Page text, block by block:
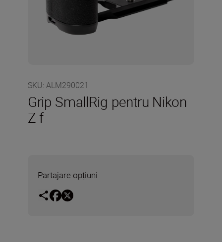
SKU: ALM290021
Grip SmallRig pentru Nikon
Z f
Partajare opțiuni